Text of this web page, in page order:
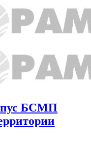
БСМП